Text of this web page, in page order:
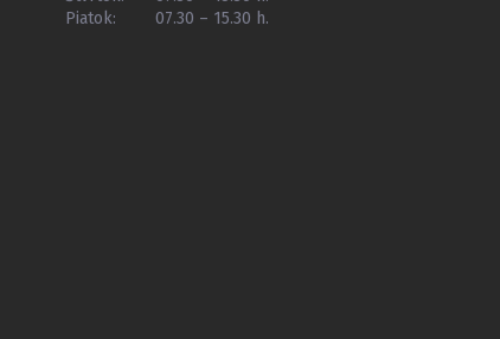
Piatok:
07.30 – 15.30 h.